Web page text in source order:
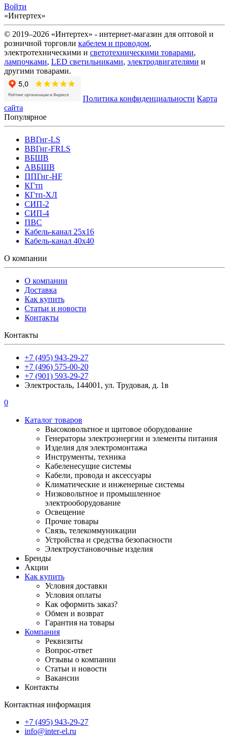
Войти
«Интертех»
© 2019–2026 «Интертех» - интернет-магазин для оптовой и
розничной торговли кабелем и проводом,
электротехническими и светотехническими товарами,
лампочками, LED светильниками, электродвигателями и
другими товарами.
Политика конфиденциальности Карта
сайта
Популярное
ВВГнг-LS
ВВГнг-FRLS
ВБШВ
АВБШВ
ППГнг-HF
КГтп
КГтп-ХЛ
СИП-2
СИП-4
ПВС
Кабель-канал 25х16
Кабель-канал 40х40
О компании
О компании
Доставка
Как купить
Статьи и новости
Контакты
Контакты
+7 (495) 943-29-27
+7 (496) 575-00-20
+7 (901) 593-29-27
Электросталь, 144001, ул. Трудовая, д. 1в
0
Каталог товаров
Высоковольтное и щитовое оборудование
Генераторы электроэнергии и элементы питания
Изделия для электромонтажа
Инструменты, техника
Кабеленесущие системы
Кабели, провода и аксессуары
Климатические и инженерные системы
Низковольтное и промышленное
электрооборудование
Освещение
Прочие товары
Связь, телекоммуникации
Устройства и средства безопасности
Электроустановочные изделия
Бренды
Акции
Как купить
Условия доставки
Условия оплаты
Как оформить заказ?
Обмен и возврат
Гарантия на товары
Компания
Реквизиты
Вопрос-ответ
Отзывы о компании
Статьи и новости
Вакансии
Контакты
Контактная информация
+7 (495) 943-29-27
info@inter-el.ru